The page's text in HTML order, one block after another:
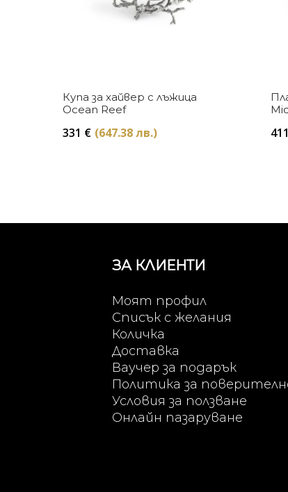
Купи
Купа за хайвер с лъжица
Ocean Reef
331 € (647.38 лв.) 411
ЗА КЛИЕНТИ
Моят профил
Списък с желания
Количка
Доставка
Ваучер за подарък
Политика за
Условия за ползване
Онлайн пазаруване